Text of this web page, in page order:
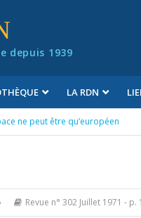
depuis 1939
LA RDN
ne peut être qu’européen
Revue n° 302 Juillet 1971 - p.